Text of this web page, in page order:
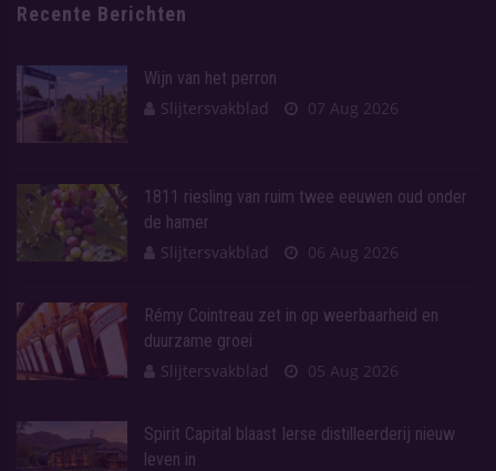
Recente Berichten
Wijn van het perron
Slijtersvakblad
07 Aug 2026
1811 riesling van ruim twee eeuwen oud onder
de hamer
Slijtersvakblad
06 Aug 2026
Rémy Cointreau zet in op weerbaarheid en
duurzame groei
Slijtersvakblad
05 Aug 2026
Spirit Capital blaast Ierse distilleerderij nieuw
leven in